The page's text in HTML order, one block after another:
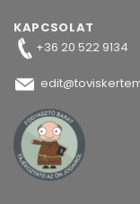
KAPCSOLAT
+36 20 522 9134